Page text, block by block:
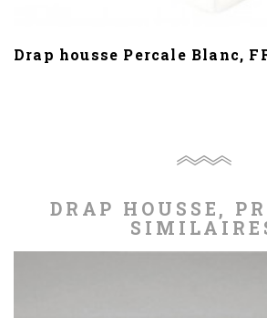
Drap housse Percale Blanc,
DRAP HOUSSE,